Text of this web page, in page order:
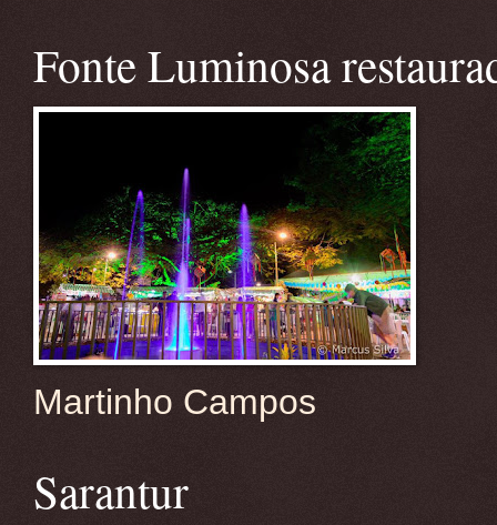
Fonte Luminosa
Martinho Campos
Sarantur